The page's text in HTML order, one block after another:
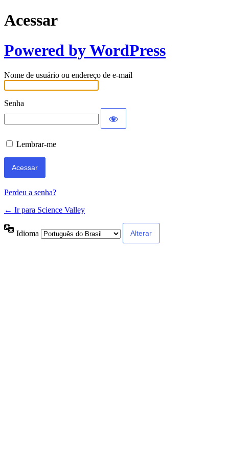
Acessar
Powered by WordPress
Nome de usuário ou endereço de e-mail
Senha
Lembrar-me
Perdeu a senha?
← Ir para Science Valley
Idioma